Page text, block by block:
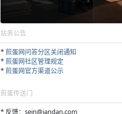
站务公告
*煎蛋网问答分区关闭通知
*煎蛋网社区管理规定
*煎蛋网官方渠道公示
煎蛋传送门
* 反馈：sein@jandan.com